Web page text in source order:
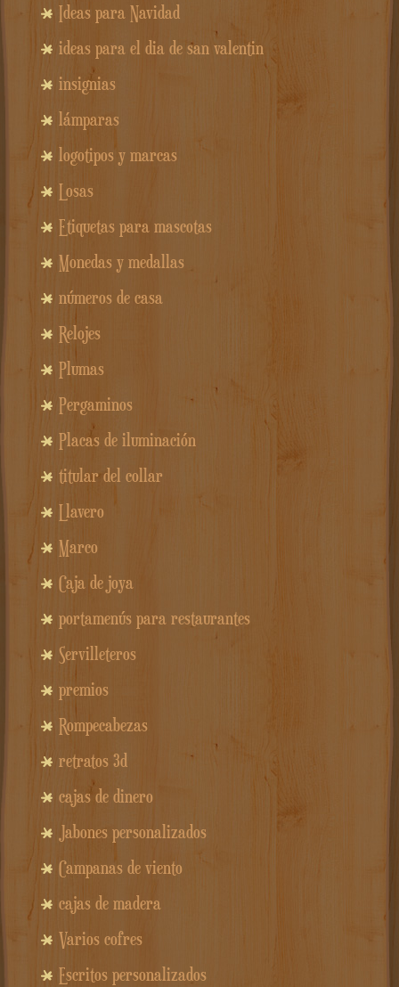
Ideas para Navidad
ideas para el dia de san valentin
insignias
lámparas
logotipos y marcas
Losas
Etiquetas para mascotas
Monedas y medallas
números de casa
Relojes
Plumas
Pergaminos
Placas de iluminación
titular del collar
Llavero
Marco
Caja de joya
portamenús para restaurantes
Servilleteros
premios
Rompecabezas
retratos 3d
cajas de dinero
Jabones personalizados
Campanas de viento
cajas de madera
Varios cofres
Escritos personalizados